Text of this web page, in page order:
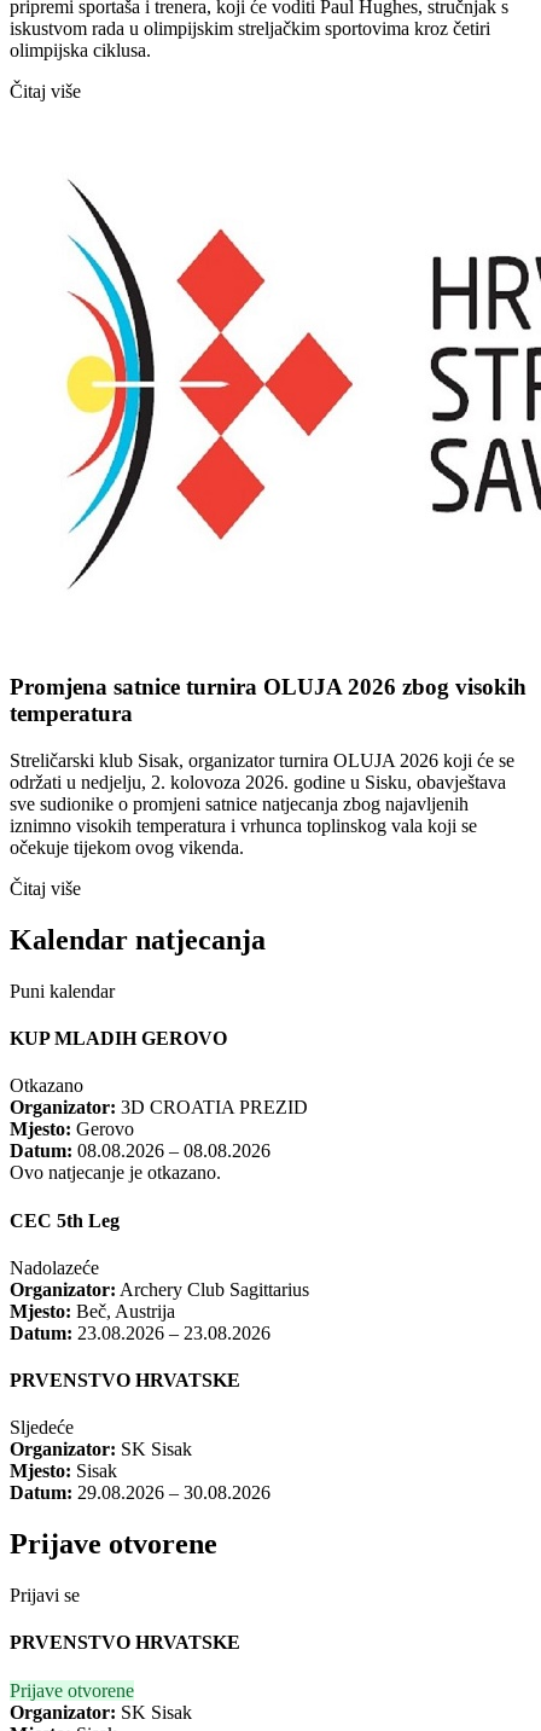
pripremi sportaša i trenera, koji će voditi Paul Hughes, stručnjak s
iskustvom rada u olimpijskim streljačkim sportovima kroz četiri
olimpijska ciklusa.
Čitaj više
Promjena satnice turnira OLUJA 2026 zbog visokih
temperatura
Streličarski klub Sisak, organizator turnira OLUJA 2026 koji će se
održati u nedjelju, 2. kolovoza 2026. godine u Sisku, obavještava
sve sudionike o promjeni satnice natjecanja zbog najavljenih
iznimno visokih temperatura i vrhunca toplinskog vala koji se
očekuje tijekom ovog vikenda.
Čitaj više
Kalendar natjecanja
Puni kalendar
KUP MLADIH GEROVO
Otkazano
Organizator: 3D CROATIA PREZID
Mjesto: Gerovo
Datum: 08.08.2026 – 08.08.2026
Ovo natjecanje je otkazano.
CEC 5th Leg
Nadolazeće
Organizator: Archery Club Sagittarius
Mjesto: Beč, Austrija
Datum: 23.08.2026 – 23.08.2026
PRVENSTVO HRVATSKE
Sljedeće
Organizator: SK Sisak
Mjesto: Sisak
Datum: 29.08.2026 – 30.08.2026
Prijave otvorene
Prijavi se
PRVENSTVO HRVATSKE
Prijave otvorene
Organizator: SK Sisak